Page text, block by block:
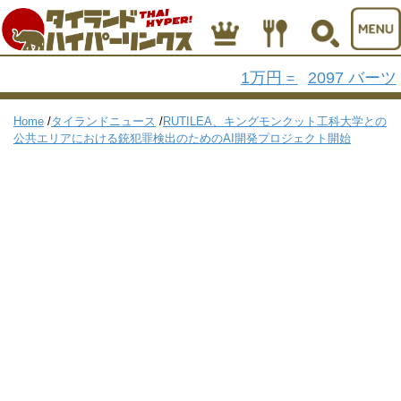
1万円 = 2097 バーツ
Home /タイランドニュース /RUTILEA、キングモンクット工科大学との
公共エリアにおける銃犯罪検出のためのAI開発プロジェクト開始